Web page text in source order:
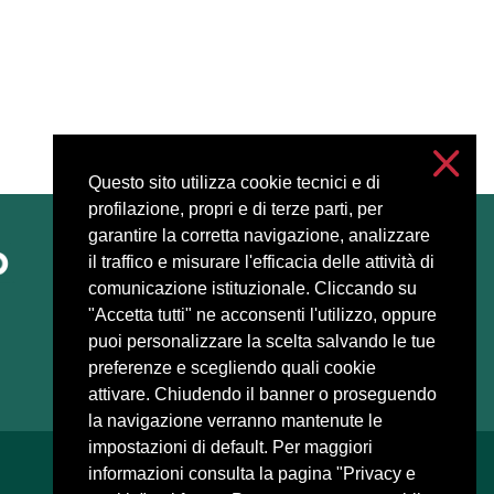
Questo sito utilizza cookie tecnici e di
profilazione, propri e di terze parti, per
garantire la corretta navigazione, analizzare
il traffico e misurare l'efficacia delle attività di
comunicazione istituzionale. Cliccando su
"Accetta tutti" ne acconsenti l'utilizzo, oppure
puoi personalizzare la scelta salvando le tue
preferenze e scegliendo quali cookie
attivare. Chiudendo il banner o proseguendo
la navigazione verranno mantenute le
impostazioni di default. Per maggiori
informazioni consulta la pagina "Privacy e
Accessibility
Privacy and cookies
Cookie settings